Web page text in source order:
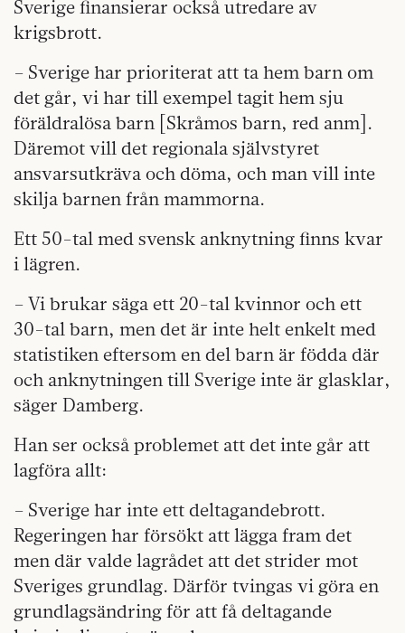
Sverige finansierar också utredare av
krigsbrott.
– Sverige har prioriterat att ta hem barn om
det går, vi har till exempel tagit hem sju
föräldralösa barn [Skråmos barn, red anm].
Däremot vill det regionala självstyret
ansvarsutkräva och döma, och man vill inte
skilja barnen från mammorna.
Ett 50-tal med svensk anknytning finns kvar
i lägren.
– Vi brukar säga ett 20-tal kvinnor och ett
30-tal barn, men det är inte helt enkelt med
statistiken eftersom en del barn är födda där
och anknytningen till Sverige inte är glasklar,
säger Damberg.
Han ser också problemet att det inte går att
lagföra allt:
– Sverige har inte ett deltagandebrott.
Regeringen har försökt att lägga fram det
men där valde lagrådet att det strider mot
Sveriges grundlag. Därför tvingas vi göra en
grundlagsändring för att få deltagande